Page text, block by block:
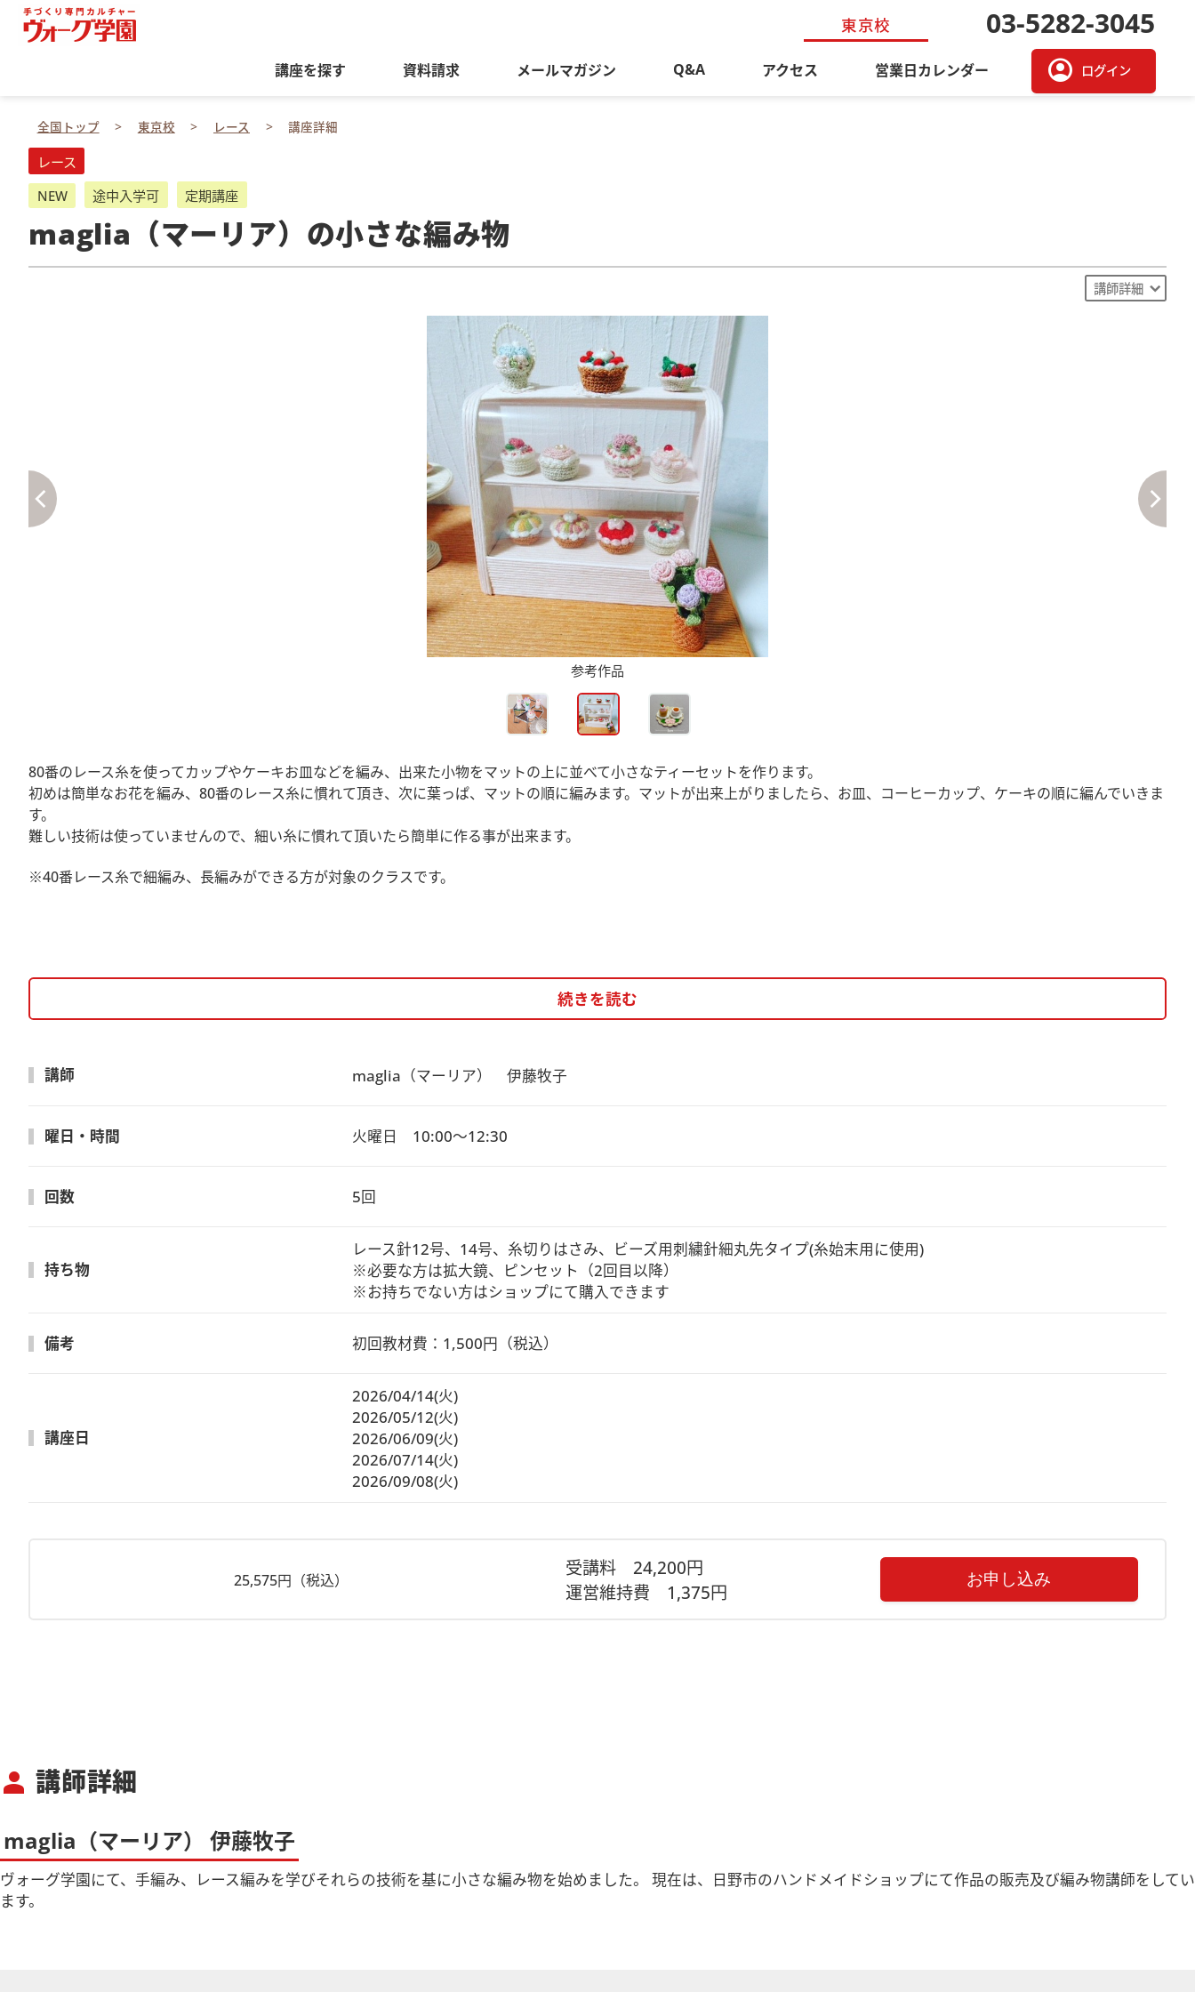
東京校 03-5282-3045
講座を探す 資料請求 メールマガジン Q&A アクセス 営業日カレンダー account_circle ログイン
全国トップ 東京校 レース 講座詳細
レース
NEW
途中入学可 定期講座
maglia（マーリア）の小さな編み物
講師詳細
参考作品
80番のレース糸を使ってカップやケーキお皿などを編み、出来た小物をマットの上に並べて小さなティーセットを作ります。
初めは簡単なお花を編み、80番のレース糸に慣れて頂き、次に葉っぱ、マットの順に編みます。マットが出来上がりましたら、お皿、コーヒーカップ、ケーキの順に編んでいきま
す。
難しい技術は使っていませんので、細い糸に慣れて頂いたら簡単に作る事が出来ます。
※40番レース糸で細編み、長編みができる方が対象のクラスです。
続きを読む
講師 maglia（マーリア）　伊藤牧子
曜日・時間 火曜日　10:00～12:30
回数 5回
持ち物
レース針12号、14号、糸切りはさみ、ビーズ用刺繍針細丸先タイプ(糸始末用に使用)
※必要な方は拡大鏡、ピンセット（2回目以降）
※お持ちでない方はショップにて購入できます
備考 初回教材費：1,500円（税込）
講座日
2026/04/14(火)
2026/05/12(火)
2026/06/09(火)
2026/07/14(火)
2026/09/08(火)
25,575円（税込）
受講料 24,200円
運営維持費 1,375円
お申し込み
person 講師詳細
maglia（マーリア） 伊藤牧子
ヴォーグ学園にて、手編み、レース編みを学びそれらの技術を基に小さな編み物を始めました。 現在は、日野市のハンドメイドショップにて作品の販売及び編み物講師をしてい
ます。